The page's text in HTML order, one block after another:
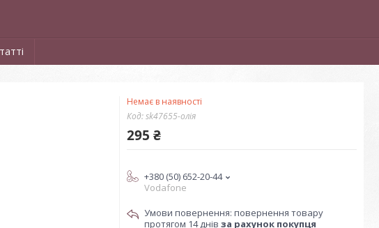
Немає в наявності
Код:sk47655-олія
295 ₴
+380 (50) 652-20-44
Vodafone
повернення товару
протягом 14 днів за рахунок покупця